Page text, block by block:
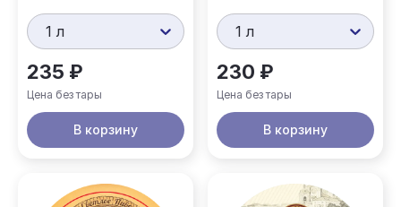
1 л
235 ₽
Цена без тары
В корзину
1 л
230 ₽
Цена без тары
В корзину